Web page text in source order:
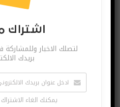
لتصلك الاخبار وللمشاركة في
يمكنك الغاء
اشتراك
لتصلك الاخبار
بريدك
يمكنك الغاء